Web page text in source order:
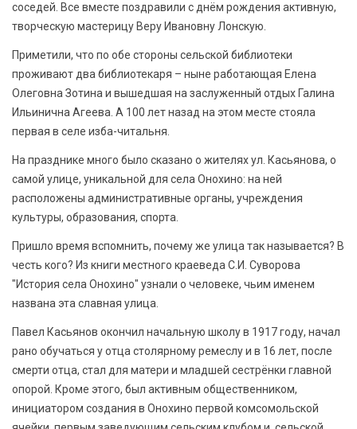
соседей. Все вместе поздравили с днём рождения активную,
творческую мастерицу Веру Ивановну Лонскую.
Приметили, что по обе стороны сельской библиотеки
проживают два библиотекаря – ныне работающая Елена
Олеговна Зотина и вышедшая на заслуженный отдых Галина
Ильинична Агеева. А 100 лет назад на этом месте стояла
первая в селе изба-читальня.
На празднике много было сказано о жителях ул. Касьянова, о
самой улице, уникальной для села Онохино: на ней
расположены административные органы, учреждения
культуры, образования, спорта.
Пришло время вспомнить, почему же улица так называется? В
честь кого? Из книги местного краеведа С.И. Суворова
"История села Онохино" узнали о человеке, чьим именем
названа эта славная улица.
Павел Касьянов окончил начальную школу в 1917 году, начал
рано обучаться у отца столярному ремеслу и в 16 лет, после
смерти отца, стал для матери и младшей сестрёнки главной
опорой. Кроме этого, был активным общественником,
инициатором создания в Онохино первой комсомольской